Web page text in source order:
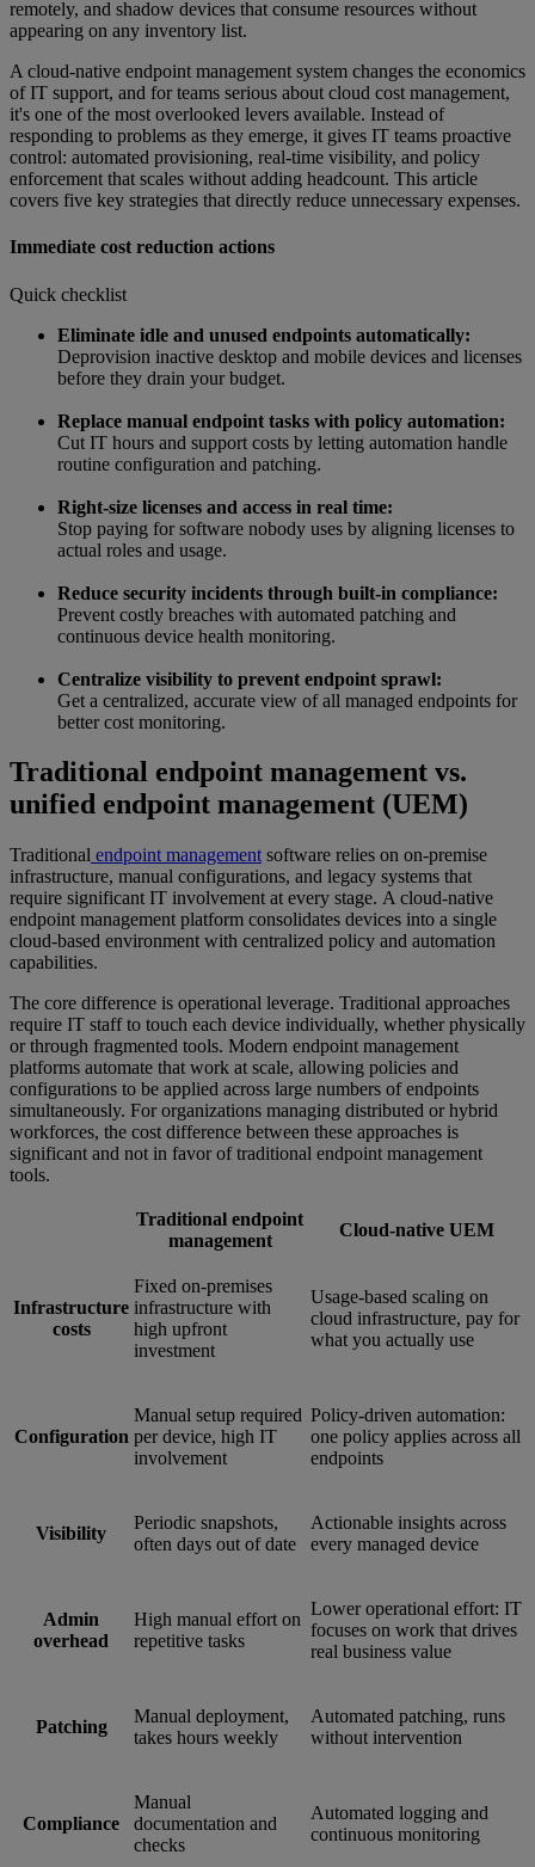
remotely, and shadow devices that consume resources without
appearing on any inventory list.
A cloud-native endpoint management system changes the economics
of IT support, and for teams serious about cloud cost management,
it's one of the most overlooked levers available. Instead of
responding to problems as they emerge, it gives IT teams proactive
control: automated provisioning, real-time visibility, and policy
enforcement that scales without adding headcount. This article
covers five key strategies that directly reduce unnecessary expenses.
Immediate cost reduction actions
Quick checklist
Eliminate idle and unused endpoints automatically:
Deprovision inactive desktop and mobile devices and licenses
before they drain your budget.
Replace manual endpoint tasks with policy automation:
Cut IT hours and support costs by letting automation handle
routine configuration and patching.
Right-size licenses and access in real time:
Stop paying for software nobody uses by aligning licenses to
actual roles and usage.
Reduce security incidents through built-in compliance:
Prevent costly breaches with automated patching and
continuous device health monitoring.
Centralize visibility to prevent endpoint sprawl:
Get a centralized, accurate view of all managed endpoints for
better cost monitoring.
Traditional endpoint management vs.
unified endpoint management (UEM)
Traditional endpoint management software relies on on-premise
infrastructure, manual configurations, and legacy systems that
require significant IT involvement at every stage. A cloud-native
endpoint management platform consolidates devices into a single
cloud-based environment with centralized policy and automation
capabilities.
The core difference is operational leverage. Traditional approaches
require IT staff to touch each device individually, whether physically
or through fragmented tools. Modern endpoint management
platforms automate that work at scale, allowing policies and
configurations to be applied across large numbers of endpoints
simultaneously. For organizations managing distributed or hybrid
workforces, the cost difference between these approaches is
significant and not in favor of traditional endpoint management
tools.
Traditional endpoint
management
Cloud-native UEM
Infrastructure
costs
Fixed on-premises
infrastructure with
high upfront
investment
Usage-based scaling on
cloud infrastructure, pay for
what you actually use
Configuration
Manual setup required
per device, high IT
involvement
Policy-driven automation:
one policy applies across all
endpoints
Visibility
Periodic snapshots,
often days out of date
Actionable insights across
every managed device
Admin
overhead
High manual effort on
repetitive tasks
Lower operational effort: IT
focuses on work that drives
real business value
Patching
Manual deployment,
takes hours weekly
Automated patching, runs
without intervention
Compliance
Manual
documentation and
checks
Automated logging and
continuous monitoring